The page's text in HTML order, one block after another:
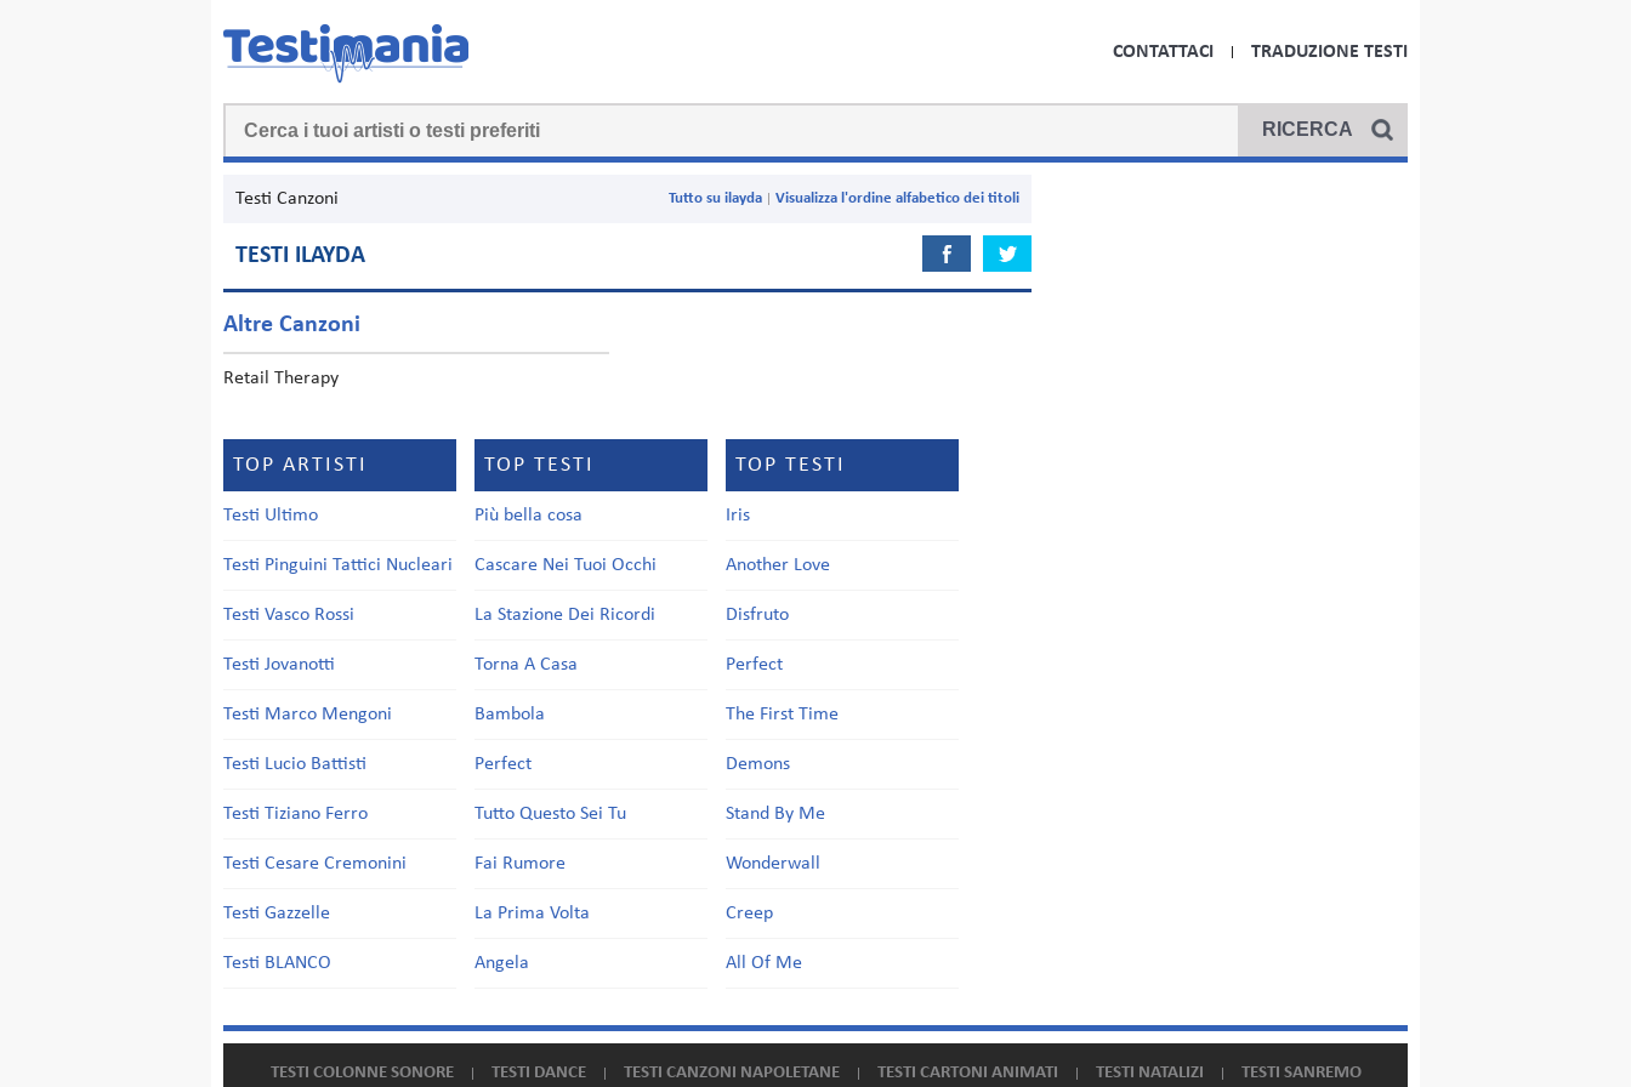
CONTATTACI TRADUZIONE TESTI
Testi Canzoni Visualizza l'ordine alfabetico dei titoli
Tutto su ilayda
TESTI ILAYDA
Altre Canzoni
Retail Therapy
TOP ARTISTI
Testi Ultimo
Testi Pinguini Tattici Nucleari
Testi Vasco Rossi
Testi Jovanotti
Testi Marco Mengoni
Testi Lucio Battisti
Testi Tiziano Ferro
Testi Cesare Cremonini
Testi Gazzelle
Testi BLANCO
TOP TESTI
Più bella cosa
Cascare Nei Tuoi Occhi
La Stazione Dei Ricordi
Torna A Casa
Bambola
Perfect
Tutto Questo Sei Tu
Fai Rumore
La Prima Volta
Angela
TOP TESTI
Iris
Another Love
Disfruto
Perfect
The First Time
Demons
Stand By Me
Wonderwall
Creep
All Of Me
TESTI COLONNE SONORE TESTI DANCE TESTI CANZONI NAPOLETANE TESTI CARTONI ANIMATI TESTI NATALIZI TESTI SANREMO